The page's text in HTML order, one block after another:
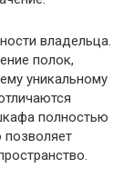
владельца.
полок,
уникальному
полностью
позволяет